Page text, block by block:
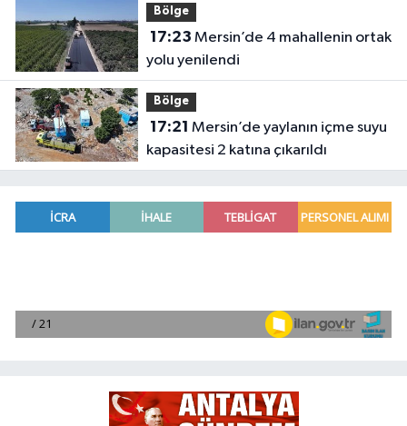
Bölge
17:23
yolu yenilendi
Bölge
17:21
kapasitesi 2 katına çıkarıldı